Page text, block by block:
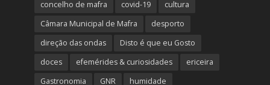
concelho de mafra
covid-19
cultura
Câmara Municipal de Mafra
desporto
direção das ondas
Disto é que eu Gosto
doces
efemérides & curiosidades
ericeira
Gastronomia
GNR humidade